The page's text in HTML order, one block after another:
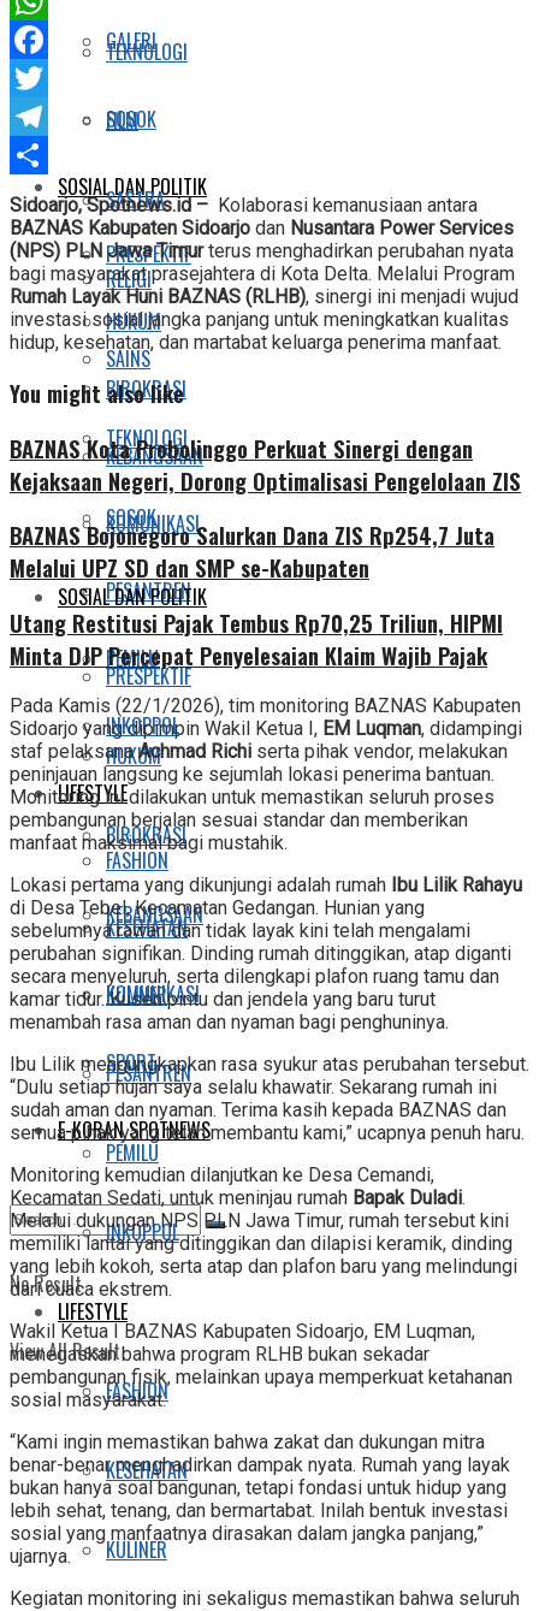
TEKNOLOGI
SOSOK
SOSIAL DAN POLITIK
PRESPEKTIF
HUKUM
BIROKRASI
KEBANGSAAN
KOMUNIKASI
PESANTREN
PEMILU
INKOPPOL
LIFESTYLE
FASHION
KESEHATAN
KULINER
SPORT
E-KORAN SPOTNEWS
No Result
View All Result
GALERI
FILM
SASTRA
RELIGI
SAINS
TEKNOLOGI
SOSOK
SOSIAL DAN POLITIK
PRESPEKTIF
HUKUM
BIROKRASI
KEBANGSAAN
KOMUNIKASI
PESANTREN
PEMILU
INKOPPOL
LIFESTYLE
FASHION
KESEHATAN
KULINER
WhatsApp
Facebook
Twitter
Telegram
Share
Sidoarjo, Spotnews.id – Kolaborasi kemanusiaan antara
BAZNAS Kabupaten Sidoarjo dan Nusantara Power Services
(NPS) PLN Jawa Timurterus menghadirkan perubahan nyata
bagi masyarakat prasejahtera di Kota Delta. Melalui Program
Rumah Layak Huni BAZNAS (RLHB), sinergi ini menjadi wujud
investasi sosial jangka panjang untuk meningkatkan kualitas
hidup, kesehatan, dan martabat keluarga penerima manfaat.
You might also like
BAZNAS Kota Probolinggo Perkuat Sinergi dengan
Kejaksaan Negeri, Dorong Optimalisasi Pengelolaan ZIS
BAZNAS Bojonegoro Salurkan Dana ZIS Rp254,7 Juta
Melalui UPZ SD dan SMP se-Kabupaten
Utang Restitusi Pajak Tembus Rp70,25 Triliun, HIPMI
Minta DJP Percepat Penyelesaian Klaim Wajib Pajak
Pada Kamis (22/1/2026), tim monitoring BAZNAS Kabupaten
Sidoarjo yang dipimpin Wakil Ketua I, EM Luqman, didampingi
staf pelaksanaAchmad Richi serta pihak vendor, melakukan
peninjauan langsung ke sejumlah lokasi penerima bantuan.
Monitoring ini dilakukan untuk memastikan seluruh proses
pembangunan berjalan sesuai standar dan memberikan
manfaat maksimal bagi mustahik.
Lokasi pertama yang dikunjungi adalah rumah Ibu Lilik Rahayu
di Desa Tebel, Kecamatan Gedangan. Hunian yang
sebelumnya rawan dan tidak layak kini telah mengalami
perubahan signifikan. Dinding rumah ditinggikan, atap diganti
secara menyeluruh, serta dilengkapi plafon ruang tamu dan
kamar tidur. Kusen pintu dan jendela yang baru turut
menambah rasa aman dan nyaman bagi penghuninya.
Ibu Lilik mengungkapkan rasa syukur atas perubahan tersebut.
“Dulu setiap hujan saya selalu khawatir. Sekarang rumah ini
sudah aman dan nyaman. Terima kasih kepada BAZNAS dan
semua pihak yang telah membantu kami,” ucapnya penuh haru.
Monitoring kemudian dilanjutkan ke Desa Cemandi,
Kecamatan Sedati, untuk meninjau rumah Bapak Duladi.
Melalui dukungan NPS PLN Jawa Timur, rumah tersebut kini
memiliki lantai yang ditinggikan dan dilapisi keramik, dinding
yang lebih kokoh, serta atap dan plafon baru yang melindungi
dari cuaca ekstrem.
Wakil Ketua I BAZNAS Kabupaten Sidoarjo, EM Luqman,
menegaskan bahwa program RLHB bukan sekadar
pembangunan fisik, melainkan upaya memperkuat ketahanan
sosial masyarakat.
“Kami ingin memastikan bahwa zakat dan dukungan mitra
benar-benar menghadirkan dampak nyata. Rumah yang layak
bukan hanya soal bangunan, tetapi fondasi untuk hidup yang
lebih sehat, tenang, dan bermartabat. Inilah bentuk investasi
sosial yang manfaatnya dirasakan dalam jangka panjang,”
ujarnya.
Kegiatan monitoring ini sekaligus memastikan bahwa seluruh